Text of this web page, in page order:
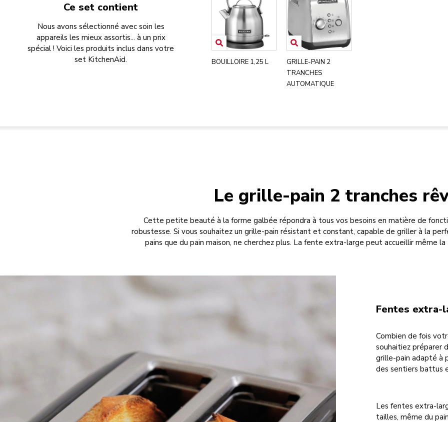
Ce set contient
Nous avons sélectionné avec soin les
appareils les mieux assortis... à un prix
spécial ! Voici les produits inclus dans votre
set KitchenAid.
BOUILLOIRE 1,25 L
GRILLE-PAIN 2
TRANCHES
AUTOMATIQUE
Le grille-pain 2 tranches
Cette petite beauté à la forme galbée répondra à tous vos besoins en matière de
robustesse. Si vous souhaitez un grille-pain résistant et constant, capable de griller à la
pains que du pain maison, ne cherchez plus. La fente extra-large peut accueillir même la
Fentes extra-
Combien de fois
souhaitiez préparer
grille-pain adapté à
des sentiers battus
Les fentes extra-
tailles, même du